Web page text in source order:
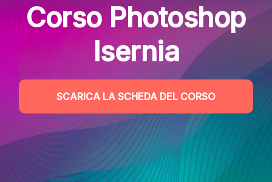
Corso Photoshop
Isernia
SCARICA LA SCHEDA DEL CORSO